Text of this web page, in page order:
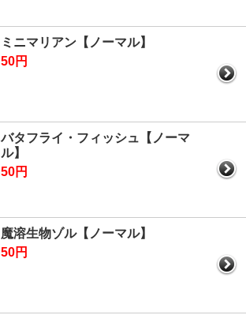
ミニマリアン【ノーマル】
50円
バタフライ・フィッシュ【ノーマ
ル】
50円
魔溶生物ゾル【ノーマル】
50円